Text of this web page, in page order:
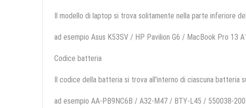
Il modello di laptop si trova solitamente nella parte inferiore
ad esempio Asus K53SV / HP Pavilion G6 / MacBook Pro 13
Codice batteria
Il codice della batteria si trova all'interno di ciascuna
ad esempio AA-PB9NC6B / A32-M47 / BTY-L45 / 550038-200